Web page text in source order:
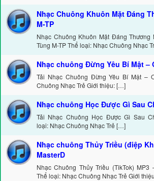
Nhạc Chuông Khuôn Mặt Đáng
M-TP
Nhạc Chuông Khuôn Mặt Đáng
Tùng M-TP Thể loại: Nhạc Chuông Nhạc
Nhạc chuông Đừng Yêu Bí Mật –
Tải Nhạc Chuông Đừng Yêu Bí Mật –
Chuông Nhạc Trẻ Giới thiệu: […]
Nhạc chuông Học Được Gì Sau
Tải Nhạc Chuông Học Được Gì Sau
loại: Nhạc Chuông Nhạc Trẻ […]
Nhạc chuông Thủy Triều (điệp
MasterD
Nhạc Chuông Thủy Triều (TikTok) MP3
Thể loại: Nhạc Chuông Nhạc Trẻ Giới